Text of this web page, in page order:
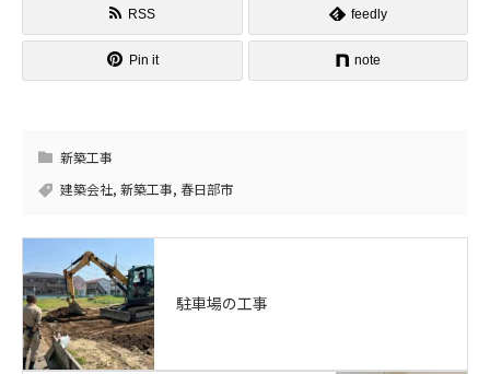
RSS feedly
Pin it note
新築工事
建築会社, 新築工事, 春日部市
駐車場の工事